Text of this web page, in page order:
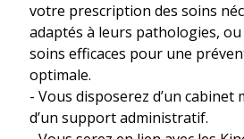
votre prescription des soins
adaptés à leurs pathologies,
soins efficaces pour une
optimale.
- Vous disposerez d’un cabinet
d’un support administratif.